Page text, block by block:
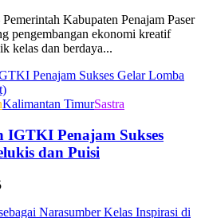
Kabupaten Penajam Paser
pengembangan ekonomi kreatif
kelas dan berdaya...
Kalimantan TimurSastra
IGTKI Penajam Sukses
dan Puisi